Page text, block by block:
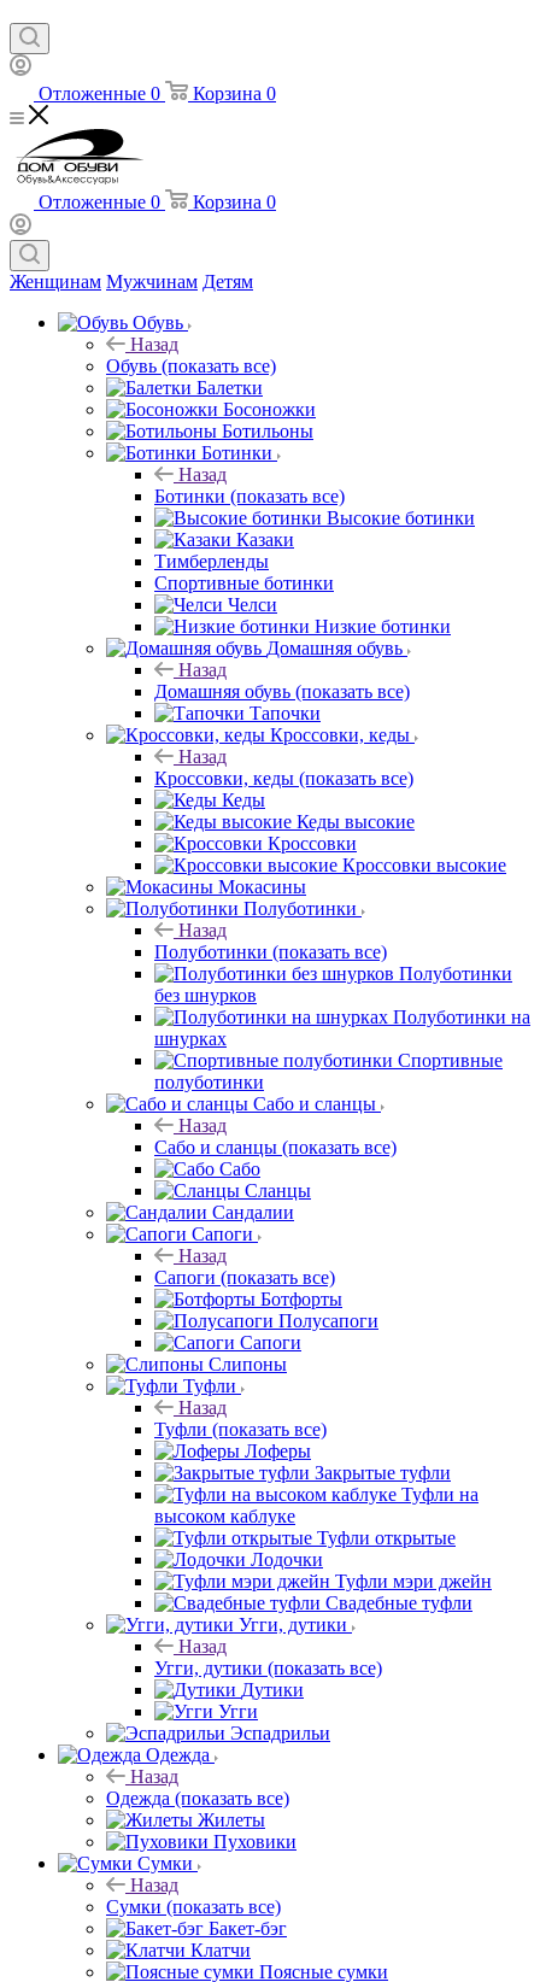
Отложенные 0 Корзина 0
Отложенные 0 Корзина 0
Женщинам Мужчинам Детям
Обувь
Назад
Обувь (показать все)
Балетки
Босоножки
Ботильоны
Ботинки
Назад
Ботинки (показать все)
Высокие ботинки
Казаки
Тимберленды
Спортивные ботинки
Челси
Низкие ботинки
Домашняя обувь
Назад
Домашняя обувь (показать все)
Тапочки
Кроссовки, кеды
Назад
Кроссовки, кеды (показать все)
Кеды
Кеды высокие
Кроссовки
Кроссовки высокие
Мокасины
Полуботинки
Назад
Полуботинки (показать все)
Полуботинки
без шнурков
Полуботинки на
шнурках
Спортивные
полуботинки
Сабо и сланцы
Назад
Сабо и сланцы (показать все)
Сабо
Сланцы
Сандалии
Сапоги
Назад
Сапоги (показать все)
Ботфорты
Полусапоги
Сапоги
Слипоны
Туфли
Назад
Туфли (показать все)
Лоферы
Закрытые туфли
Туфли на
высоком каблуке
Туфли открытые
Лодочки
Туфли мэри джейн
Свадебные туфли
Угги, дутики
Назад
Угги, дутики (показать все)
Дутики
Угги
Эспадрильи
Одежда
Назад
Одежда (показать все)
Жилеты
Пуховики
Сумки
Назад
Сумки (показать все)
Бакет-бэг
Клатчи
Поясные сумки